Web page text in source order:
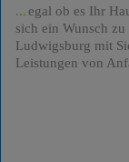
egal ob es Ihr
sich ein Wunsch
Ludwigsburg mit
Leistungen von